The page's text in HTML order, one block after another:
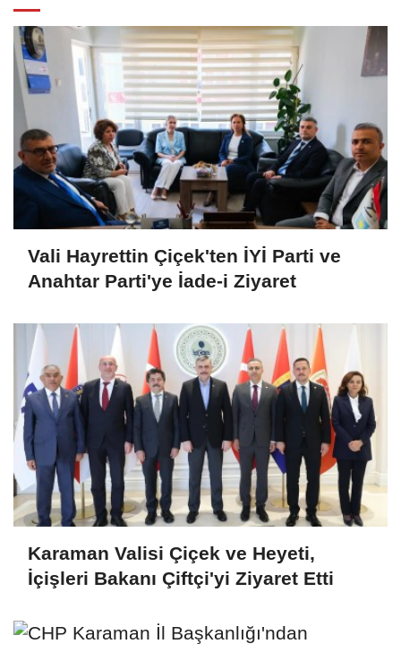
Vali Hayrettin Çiçek'ten İYİ Parti ve
Anahtar Parti'ye İade-i Ziyaret
Karaman Valisi Çiçek ve Heyeti,
İçişleri Bakanı Çiftçi'yi Ziyaret Etti